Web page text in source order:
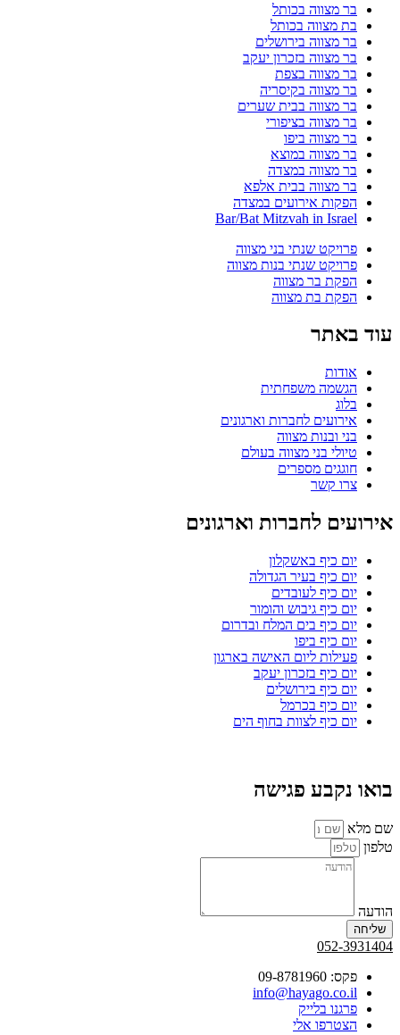
בר מצווה בכותל
בת מצווה בכותל
בר מצווה בירושלים
בר מצווה בזכרון יעקב
בר מצווה בצפת
בר מצווה בקיסריה
בר מצווה בבית שערים
בר מצווה בציפורי
בר מצווה ביפו
בר מצווה במוצא
בר מצווה במצדה
בר מצווה בבית אלפא
הפקות אירועים במצדה
Bar/Bat Mitzvah in Israel
פרויקט שנתי בני מצווה
פרויקט שנתי בנות מצווה
הפקת בר מצווה
הפקת בת מצווה
עוד באתר
אודות
הגשמה משפחתית
בלוג
אירועים לחברות וארגונים
בני ובנות מצווה
טיולי בני מצווה בעולם
חוגגים מספרים
צרו קשר
אירועים לחברות וארגונים
יום כיף באשקלון
יום כיף בעיר הגדולה
יום כיף לעובדים
יום כיף גיבוש והומור
יום כיף בים המלח ובדרום
יום כיף ביפו
פעילות ליום האישה בארגון
יום כיף בזכרון יעקב
יום כיף בירושלים
יום כיף בכרמל
יום כיף לצוות בחוף הים
בואו נקבע פגישה
שם מלא
טלפון
הודעה
שליחה
052-3931404
פקס: 09-8781960
info@hayago.co.il
פרגנו בלייק
הצטרפו אלי